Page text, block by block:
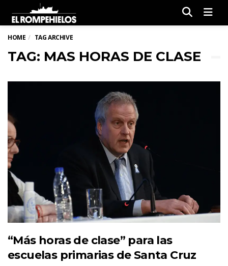
HOME TAG ARCHIVE
TAG: MAS HORAS DE CLASE
“Más horas de clase” para las
escuelas primarias de Santa Cruz